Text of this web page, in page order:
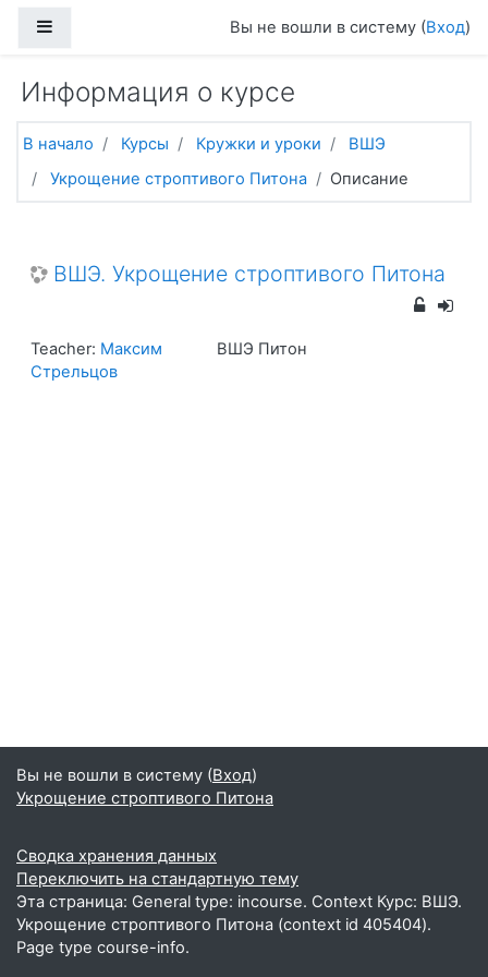
Вы не вошли в систему (Вход)
Информация о курсе
В начало Курсы Кружки и уроки
ВШЭ
Укрощение строптивого Питона
Описание
ВШЭ. Укрощение строптивого Питона
ВШЭ Питон
Teacher: Максим
Стрельцов
Вы не вошли в систему (Вход)
Укрощение строптивого Питона
Сводка хранения данных
Переключить на стандартную тему
Эта страница: General type: incourse. Context Курс: ВШЭ.
Укрощение строптивого Питона (context id 405404).
Page type course-info.